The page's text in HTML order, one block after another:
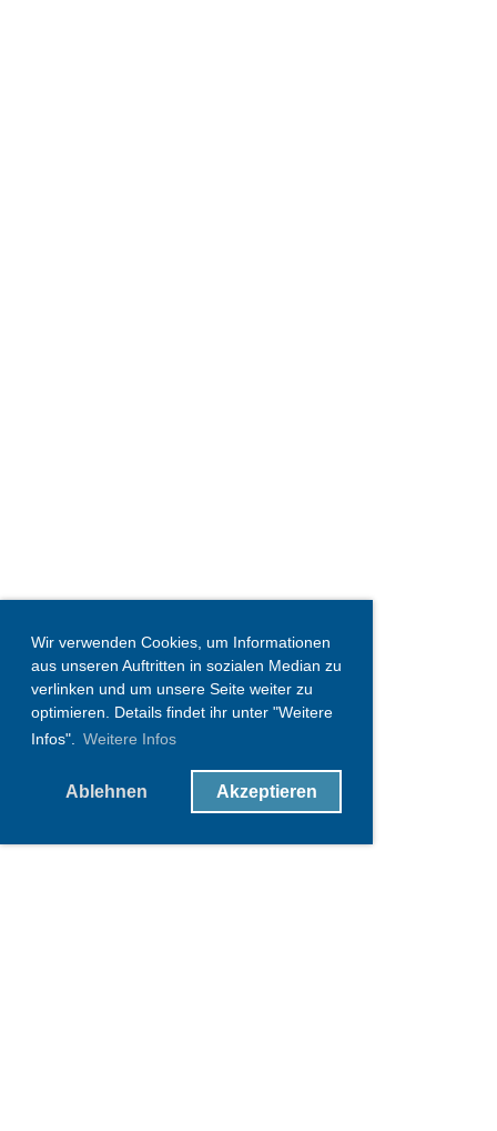
Wir verwenden Cookies, um Informationen
aus unseren Auftritten in sozialen Median zu
verlinken und um unsere Seite weiter zu
optimieren. Details findet ihr unter "Weitere
Infos". Weitere Infos
Ablehnen Akzeptieren